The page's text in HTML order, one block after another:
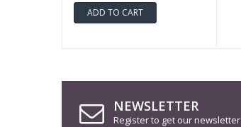
ADD TO CART
NEWSLETTER
Register to get our newsletter